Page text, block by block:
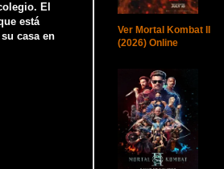
El
está
casa en
Ver Mortal Kombat II
(2026) Online